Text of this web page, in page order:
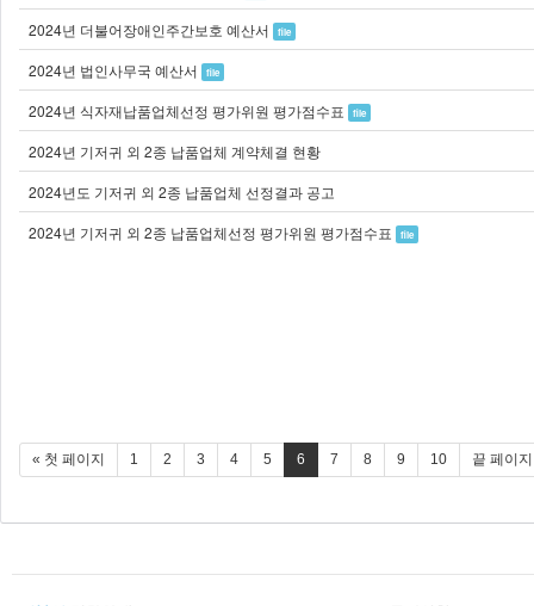
2024년 더불어장애인주간보호 예산서 file
2024년 법인사무국 예산서 file
2024년 식자재납품업체선정 평가위원 평가점수표 file
2024년 기저귀 외 2종 납품업체 계약체결 현황
2024년도 기저귀 외 2종 납품업체 선정결과 공고
2024년 기저귀 외 2종 납품업체선정 평가위원 평가점수표
file
« 첫 페이지 1 2 3 4 5 6 7 8 9 10 끝 페이